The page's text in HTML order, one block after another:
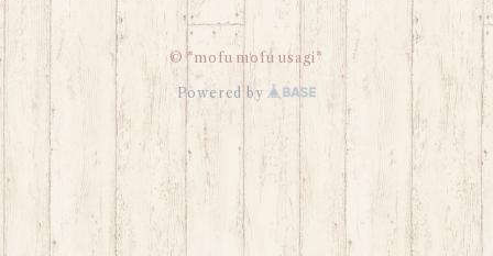
© *mofu mofu usagi*
Powered by